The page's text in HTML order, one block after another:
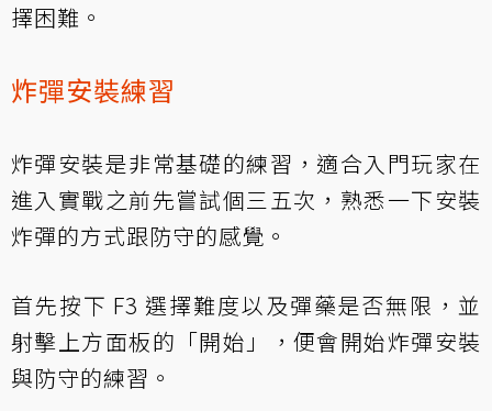
擇困難。
炸彈安裝練習
炸彈安裝是非常基礎的練習，適合入門玩家在
進入實戰之前先嘗試個三五次，熟悉一下安裝
炸彈的方式跟防守的感覺。
首先按下 F3 選擇難度以及彈藥是否無限，並
射擊上方面板的「開始」，便會開始炸彈安裝
與防守的練習。